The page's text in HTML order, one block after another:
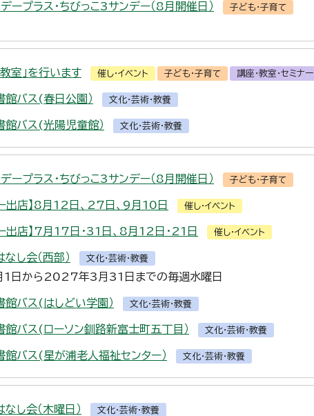
ープラス・ちびっこ3サンデー（8月開催日） 子ども・子育て
教室」を行います 催し・イベント 子ども・子育て 講座・教室・セミナー
館バス(春日公園） 文化・芸術・教養
館バス(光陽児童館） 文化・芸術・教養
ープラス・ちびっこ3サンデー（8月開催日） 子ども・子育て
ー出店】8月12日、27日、9月10日 催し・イベント
ー出店】7月17日・31日、8月12日・21日 催し・イベント
なし会（西部） 文化・芸術・教養
日から2027年3月31日までの毎週水曜日
館バス(はしどい学園） 文化・芸術・教養
館バス(ローソン釧路新富士町五丁目） 文化・芸術・教養
館バス(星が浦老人福祉センター） 文化・芸術・教養
なし会（木曜日） 文化・芸術・教養